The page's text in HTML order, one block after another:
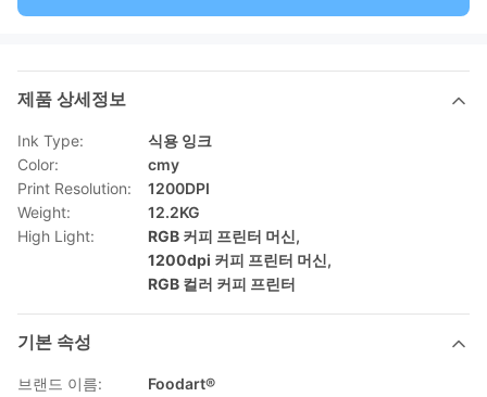
제품 상세정보
Ink Type:
식용 잉크
Color:
cmy
Print Resolution:
1200DPI
Weight:
12.2KG
High Light:
RGB 커피 프린터 머신,
1200dpi 커피 프린터 머신,
RGB 컬러 커피 프린터
기본 속성
브랜드 이름:
Foodart®